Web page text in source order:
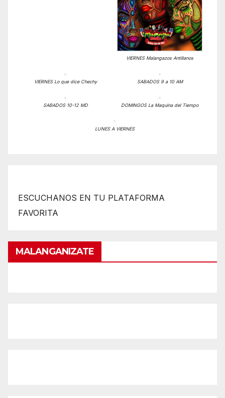
VIERNES Malangazos Antillanos
VIERNES Lo que dice Chechy SABADOS 9 a 10 AM
SABADOS 10-12 MD DOMINGOS La Maquina del Tiempo
LUNES A VIERNES
ESCUCHANOS EN TU PLATAFORMA
FAVORITA
MALANGANIZATE